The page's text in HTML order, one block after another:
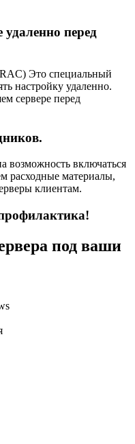
удаленно перед
Это специальный
настройку удаленно.
сервере перед
возможность включаться
расходные материалы,
клиентам.
под ваши